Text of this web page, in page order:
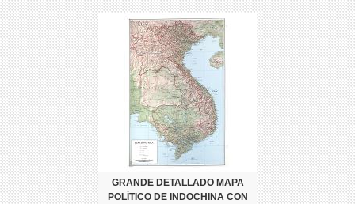
GRANDE DETALLADO MAPA
POLÍTICO DE INDOCHINA CON